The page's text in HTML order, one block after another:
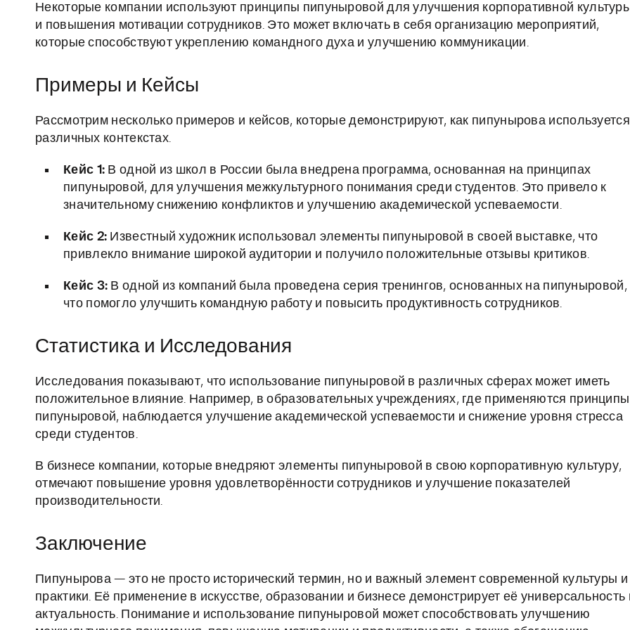
Некоторые компании используют принципы пипуныровой для улучшения корпоративной
и повышения мотивации сотрудников. Это может включать в себя организацию мероприятий,
которые способствуют укреплению командного духа и улучшению коммуникации.
Примеры и Кейсы
Рассмотрим несколько примеров и кейсов, которые демонстрируют, как пипунырова
различных контекстах.
Кейс 1: В одной из школ в России была внедрена программа, основанная на принципах
пипуныровой, для улучшения межкультурного понимания среди студентов. Это привело к
значительному снижению конфликтов и улучшению академической успеваемости.
Кейс 2: Известный художник использовал элементы пипуныровой в своей выставке, что
привлекло внимание широкой аудитории и получило положительные отзывы критиков.
Кейс 3: В одной из компаний была проведена серия тренингов, основанных на пипуныровой,
что помогло улучшить командную работу и повысить продуктивность сотрудников.
Статистика и Исследования
Исследования показывают, что использование пипуныровой в различных сферах может иметь
положительное влияние. Например, в образовательных учреждениях, где применяются принципы
пипуныровой, наблюдается улучшение академической успеваемости и снижение уровня стресса
среди студентов.
В бизнесе компании, которые внедряют элементы пипуныровой в свою корпоративную культуру,
отмечают повышение уровня удовлетворённости сотрудников и улучшение показателей
производительности.
Заключение
Пипунырова — это не просто исторический термин, но и важный элемент современной культуры и
практики. Её применение в искусстве, образовании и бизнесе демонстрирует её универсальность
актуальность. Понимание и использование пипуныровой может способствовать улучшению